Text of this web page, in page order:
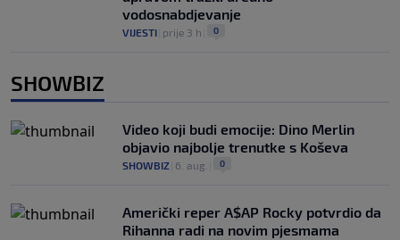
vodosnabdjevanje
VIJESTI prije 3 h 0
SHOWBIZ
Video koji budi emocije: Dino Merlin
objavio najbolje trenutke s Koševa
SHOWBIZ 6. aug. 0
Američki reper A$AP Rocky potvrdio da
Rihanna radi na novim pjesmama